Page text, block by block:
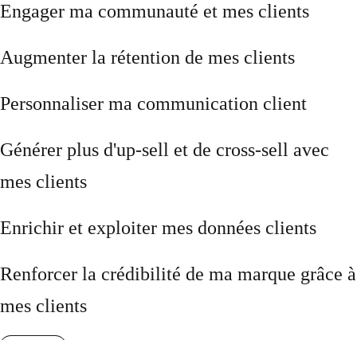
Engager ma communauté et mes clients
Augmenter la rétention de mes clients
Personnaliser ma communication client
Générer plus d'up-sell et de cross-sell avec
mes clients
Enrichir et exploiter mes données clients
Renforcer la crédibilité de ma marque grâce à
mes clients